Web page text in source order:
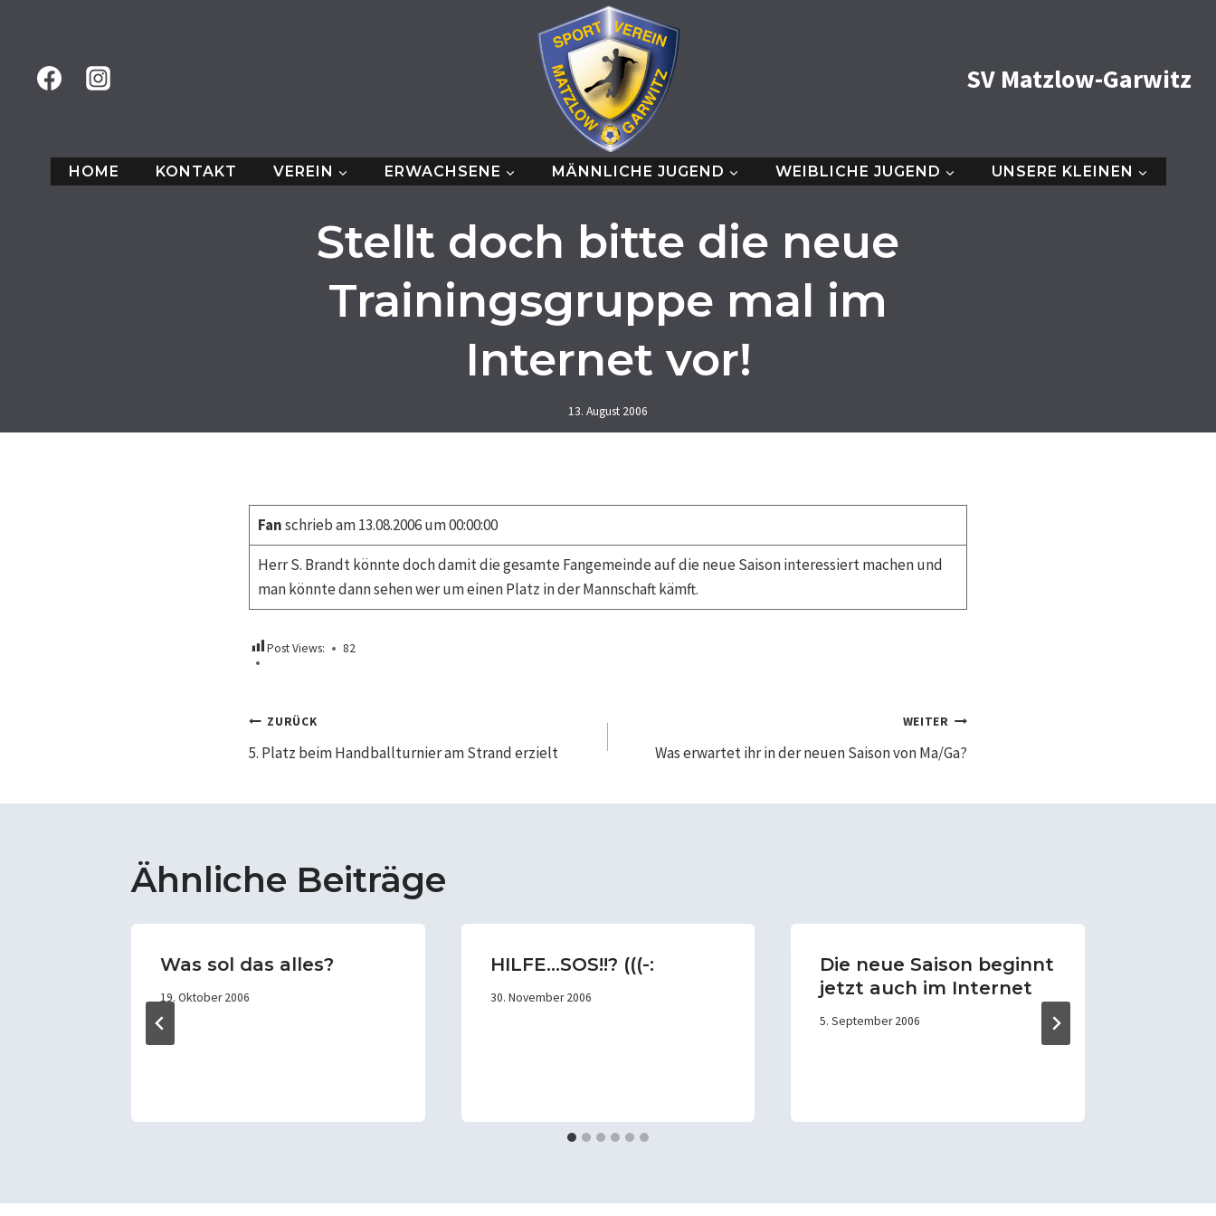
SV Matzlow-Garwitz
HOME KONTAKT VEREIN ERWACHSENE MÄNNLICHE JUGEND WEIBLICHE JUGEND UNSERE KLEINEN
Stellt doch bitte die neue
Trainingsgruppe mal im
Internet vor!
13. August 2006
Fanschrieb am 13.08.2006 um 00:00:00
Herr S. Brandt könnte doch damit die gesamte Fangemeinde auf die neue Saison interessiert machen und
man könnte dann sehen wer um einen Platz in der Mannschaft kämft.
Post Views: 82
Beitragsnavigation
ZURÜCK
5. Platz beim Handballturnier am Strand erzielt
WEITER
Was erwartet ihr in der neuen Saison von Ma/Ga?
Ähnliche Beiträge
Was sol das alles?
19. Oktober 2006
HILFE…SOS!!? (((-:
30. November 2006
Die neue Saison beginnt
jetzt auch im Internet
5. September 2006